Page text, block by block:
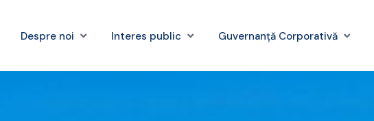
Despre noi Interes public Guvernanță Corporativă